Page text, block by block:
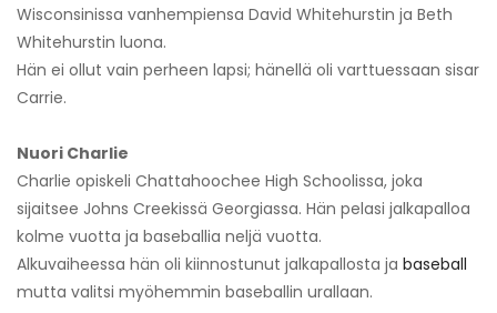
Wisconsinissa vanhempiensa David Whitehurstin ja Beth
Whitehurstin luona.
Hän ei ollut vain perheen lapsi; hänellä oli varttuessaan sisar
Carrie.
Nuori Charlie
Charlie opiskeli Chattahoochee High Schoolissa, joka
sijaitsee Johns Creekissä Georgiassa. Hän pelasi jalkapalloa
kolme vuotta ja baseballia neljä vuotta.
Alkuvaiheessa hän oli kiinnostunut jalkapallosta ja baseball
mutta valitsi myöhemmin baseballin urallaan.